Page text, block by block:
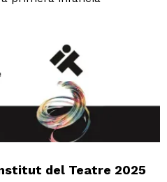
del Teatre 2025